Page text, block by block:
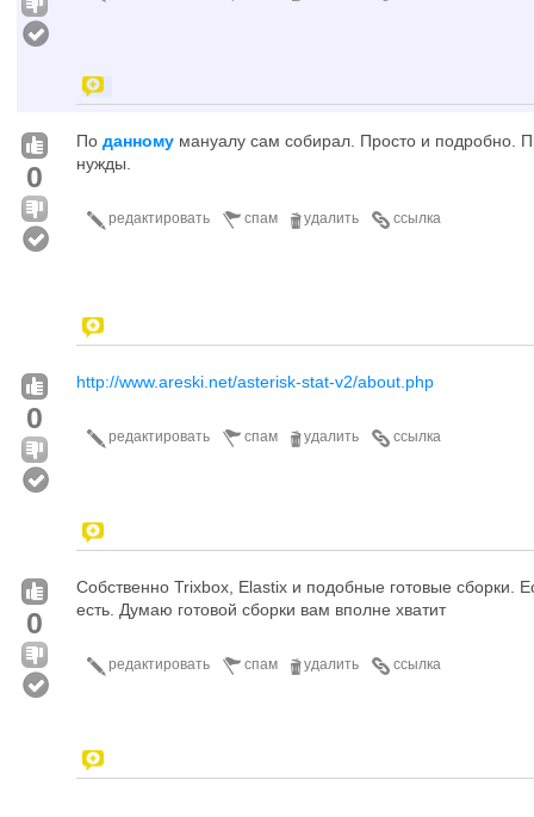
0
По данному мануалу сам собирал. Просто и подробно.
нужды.
ссылка
удалить
спам
редактировать
0
http://www.areski.net/asterisk-stat-v2/about.php
ссылка
удалить
спам
редактировать
0
Собственно Trixbox, Elastix и подобные готовые сборки.
есть. Думаю готовой сборки вам вполне хватит
ссылка
удалить
спам
редактировать